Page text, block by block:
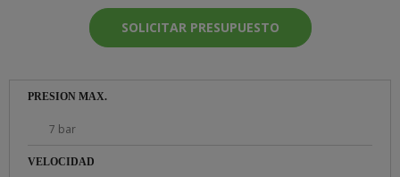
SOLICITAR PRESUPUESTO
PRESION MAX.
7 bar
VELOCIDAD